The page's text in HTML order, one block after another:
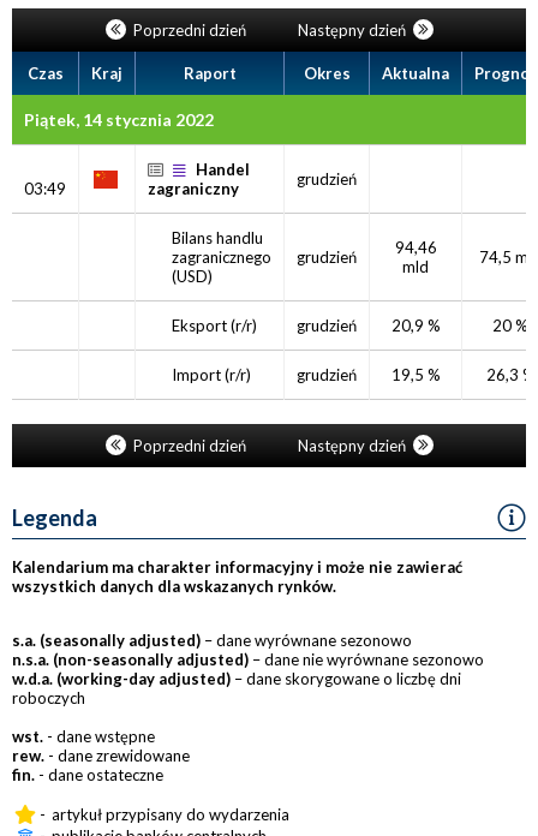
Poprzedni dzień Następny dzień
Czas Kraj Raport Okres Aktualna
Piątek, 14 stycznia 2022
03:49
Handel
zagraniczny
grudzień
Bilans handlu
zagranicznego
(USD)
grudzień
94,46
mld
74,5
Eksport(r/r) grudzień 20,9 % 20 %
Import(r/r) grudzień 19,5 % 26,3 %
Poprzedni dzień Następny dzień
Legenda
Kalendarium ma charakter informacyjny i może nie zawierać
wszystkich danych dla wskazanych rynków.
s.a. (seasonally adjusted) – dane wyrównane sezonowo
n.s.a. (non-seasonally adjusted) – dane nie wyrównane sezonowo
w.d.a. (working-day adjusted) – dane skorygowane o liczbę dni
roboczych
wst. - dane wstępne
rew. - dane zrewidowane
fin. - dane ostateczne
- artykuł przypisany do wydarzenia